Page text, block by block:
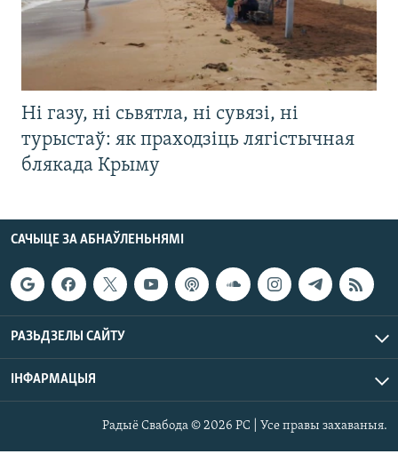
Ні газу, ні сьвятла, ні сувязі, ні
турыстаў: як праходзіць лягістычная
блякада Крыму
САЧЫЦЕ ЗА АБНАЎЛЕНЬНЯМІ
РАЗЬДЗЕЛЫ САЙТУ
ІНФАРМАЦЫЯ
Радыё Свабода © 2026 РС | Усе правы захаваныя.